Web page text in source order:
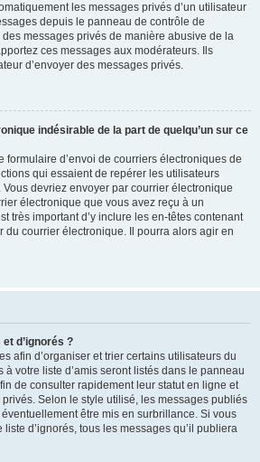
les messages privés d’un utilisateur
depuis le panneau de contrôle de
des messages privés de manière abusive de la
ces messages aux modérateurs. Ils
d’envoyer des messages privés.
indésirable de la part de quelqu’un sur ce
formulaire d’envoi de courriers électroniques de
qui essaient de repérer les utilisateurs
devriez envoyer par courrier électronique
électronique que vous avez reçu à un
très important d’y inclure les en-têtes contenant
du courrier électronique. Il pourra alors agir en
d’ignorés ?
afin d’organiser et trier certains utilisateurs du
à votre liste d’amis seront listés dans le panneau
de consulter rapidement leur statut en ligne et
Selon le style utilisé, les messages publiés
être mis en surbrillance. Si vous
d’ignorés, tous les messages qu’il publiera